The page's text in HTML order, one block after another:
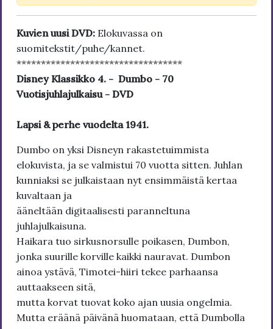
Kuvien uusi DVD: Elokuvassa on
suomitekstit/puhe/kannet.
**********************************
Disney Klassikko 4. - Dumbo - 70
Vuotisjuhlajulkaisu - DVD
Lapsi & perhe vuodelta 1941.
Dumbo on yksi Disneyn rakastetuimmista
elokuvista, ja se valmistui 70 vuotta sitten. Juhlan
kunniaksi se julkaistaan nyt ensimmäistä kertaa
kuvaltaan ja
ääneltään digitaalisesti paranneltuna
juhlajulkaisuna.
Haikara tuo sirkusnorsulle poikasen, Dumbon,
jonka suurille korville kaikki nauravat. Dumbon
ainoa ystävä, Timotei-hiiri tekee parhaansa
auttaakseen sitä,
mutta korvat tuovat koko ajan uusia ongelmia.
Mutta eräänä päivänä huomataan, että Dumbolla